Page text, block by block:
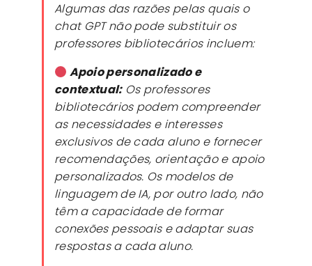
Algumas das razões pelas quais o
chat GPT não pode substituir os
professores bibliotecários incluem:
Apoio personalizado e
contextual:Os professores
bibliotecários podem compreender
as necessidades e interesses
exclusivos de cada aluno e fornecer
recomendações, orientação e apoio
personalizados. Os modelos de
linguagem de IA, por outro lado, não
têm a capacidade de formar
conexões pessoais e adaptar suas
respostas a cada aluno.